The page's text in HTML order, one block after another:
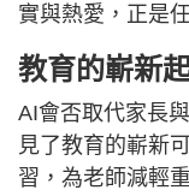
實與熱愛，正是
教育的嶄新
AI會否取代家長
見了教育的嶄新
習，為老師減輕